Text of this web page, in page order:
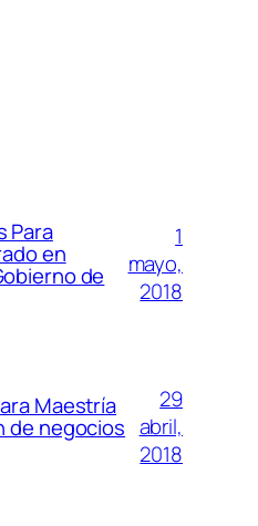
Para
en
de
1
mayo,
2018
Maestría
de negocios
29
abril,
2018